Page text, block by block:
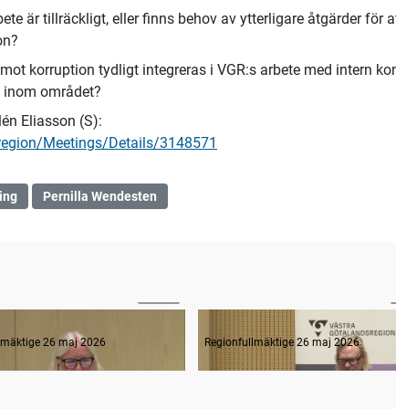
är tillräckligt, eller finns behov av ytterligare åtgärder för
korruption tydligt integreras i VGR:s arbete med intern
området?
Eliasson (S):
Meetings/Details/3148571
Pernilla Wendesten
26 maj 2026 Regionfullmäktige 26 maj 2026